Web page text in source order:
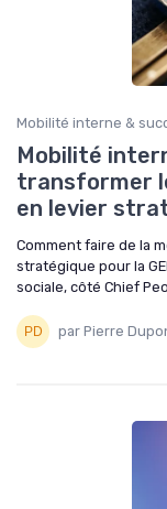
Mobilité interne &
Mobilité
transformer
en levier
Comment faire de la
stratégique pour la
sociale, côté Chief
par Pierre